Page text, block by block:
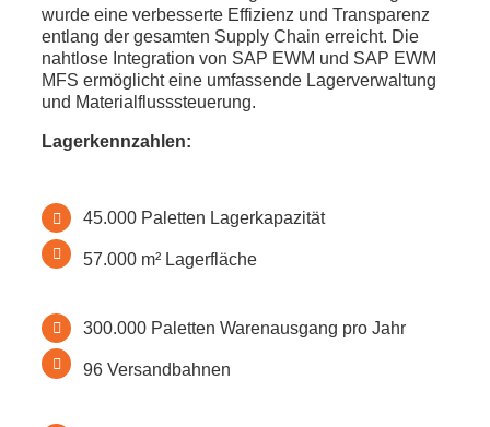
wurde eine verbesserte Effizienz und Transparenz
entlang der gesamten Supply Chain erreicht. Die
nahtlose Integration von SAP EWM und SAP EWM
MFS ermöglicht eine umfassende Lagerverwaltung
und Materialflusssteuerung.
Lagerkennzahlen:
45.000 Paletten Lagerkapazität
57.000 m² Lagerfläche
300.000 Paletten Warenausgang pro Jahr
96 Versandbahnen